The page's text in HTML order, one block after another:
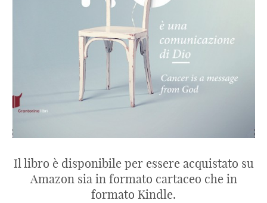
Il libro è disponibile per essere acquistato su
Amazon sia in formato cartaceo che in
formato Kindle.